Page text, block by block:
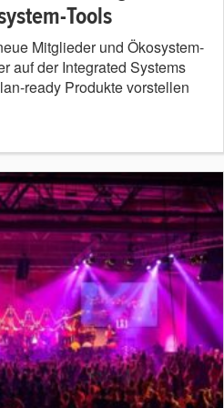
Tools
Mitglieder und Ökosystem-
auf der Integrated Systems
ready Produkte vorstellen